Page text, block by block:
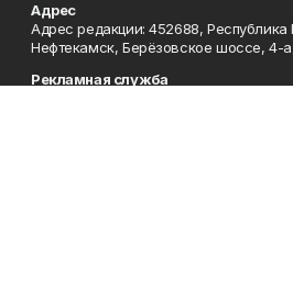
Адрес
Адрес редакции: 452688, Республика
Нефтекамск, Берёзовское шоссе, 4-
Рекламная служба